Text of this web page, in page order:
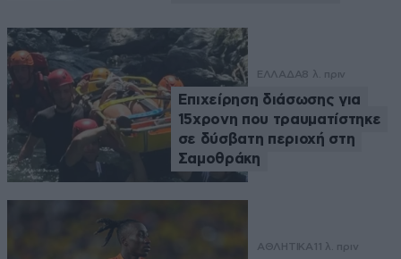
ΕΛΛΑΔΑ8 λ. πριν
Επιχείρηση διάσωσης για
15χρονη που τραυματίστηκε
σε δύσβατη περιοχή στη
Σαμοθράκη
ΑΘΛΗΤΙΚΑ 11 λ. πριν